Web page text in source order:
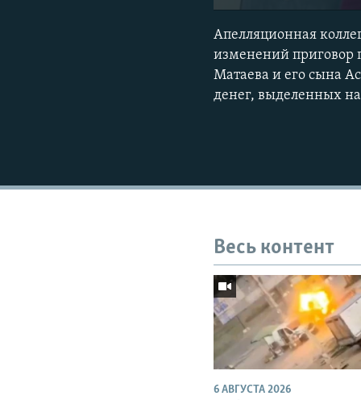
Апелляционная
изменений приговор
Матаева и его сына
денег, выделенных
Весь контент
6 АВГУСТА 2026